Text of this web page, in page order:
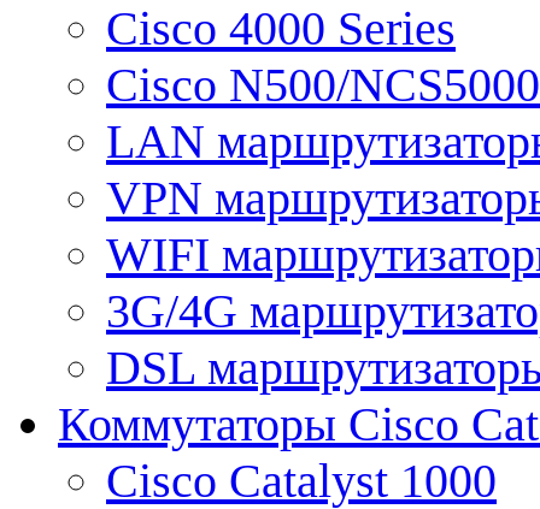
Cisco 4000 Series
Cisco N500/
LAN
VPN
WIFI
3G/4G
DSL
Коммутаторы Cisco
Cisco Catalyst 1000